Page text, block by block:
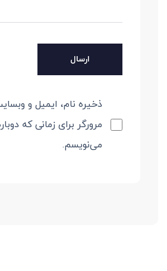
ذخیره نام، ایمیل و
مرورگر برای زمانی که
می‌نویسم.